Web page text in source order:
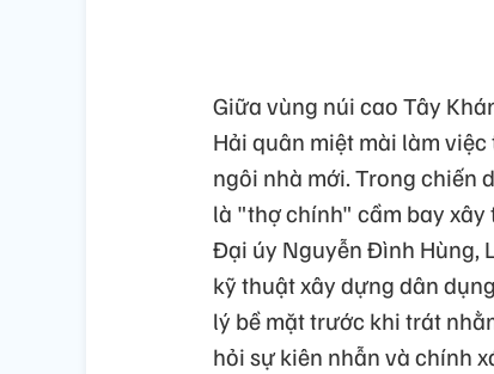
Giữa vùng núi cao Tây
Hải quân miệt mài làm
ngôi nhà mới. Trong chiến
là "thợ chính" cầm bay
Đại úy Nguyễn Đình Hùng,
kỹ thuật xây dựng dân
lý bề mặt trước khi trát
hỏi sự kiên nhẫn và chính